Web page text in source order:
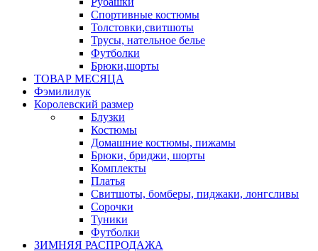
Спортивные костюмы
Толстовки,свитшоты
Трусы, нательное белье
Футболки
Брюки,шорты
ТОВАР МЕСЯЦА
Фэмилилук
Королевский размер
Блузки
Костюмы
Домашние костюмы, пижамы
Брюки, бриджи, шорты
Комплекты
Платья
Свитшоты, бомберы, пиджаки, лонгсливы
Сорочки
Туники
Футболки
ЗИМНЯЯ РАСПРОДАЖА